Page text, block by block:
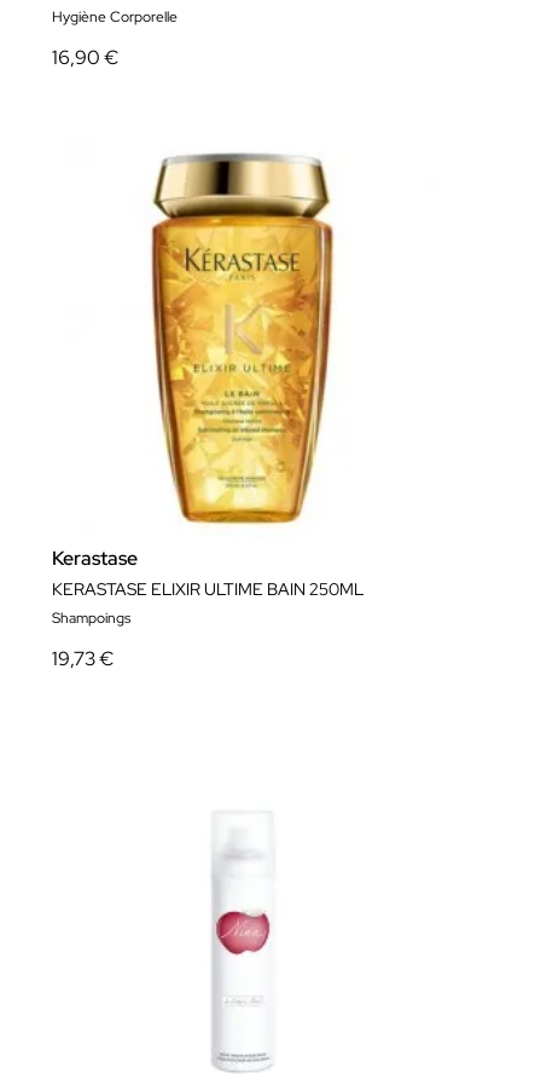
Hygiène Corporelle
16,90 €
Kerastase
KERASTASE ELIXIR ULTIME BAIN 250ML
Shampoings
19,73 €